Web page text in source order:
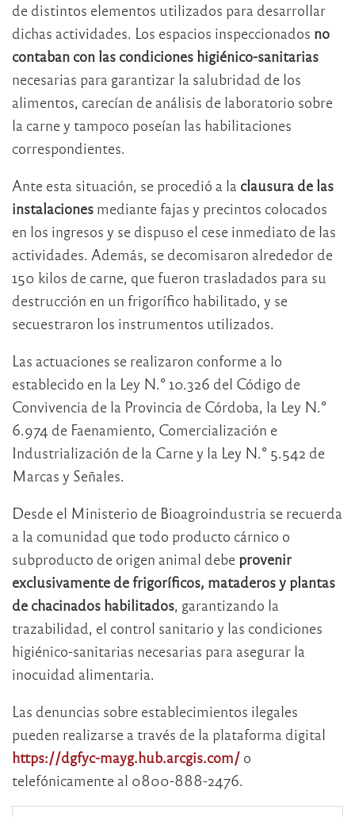
de distintos elementos utilizados para desarrollar
dichas actividades. Los espacios inspeccionados no
contaban con las condiciones higiénico-sanitarias
necesarias para garantizar la salubridad de los
alimentos, carecían de análisis de laboratorio sobre
la carne y tampoco poseían las habilitaciones
correspondientes.
Ante esta situación, se procedió a la clausura de las
instalaciones mediante fajas y precintos colocados
en los ingresos y se dispuso el cese inmediato de las
actividades. Además, se decomisaron alrededor de
150 kilos de carne, que fueron trasladados para su
destrucción en un frigorífico habilitado, y se
secuestraron los instrumentos utilizados.
Las actuaciones se realizaron conforme a lo
establecido en la Ley N.° 10.326 del Código de
Convivencia de la Provincia de Córdoba, la Ley N.°
6.974 de Faenamiento, Comercialización e
Industrialización de la Carne y la Ley N.° 5.542 de
Marcas y Señales.
Desde el Ministerio de Bioagroindustria se recuerda
a la comunidad que todo producto cárnico o
subproducto de origen animal debe provenir
exclusivamente de frigoríficos, mataderos y plantas
de chacinados habilitados, garantizando la
trazabilidad, el control sanitario y las condiciones
higiénico-sanitarias necesarias para asegurar la
inocuidad alimentaria.
Las denuncias sobre establecimientos ilegales
pueden realizarse a través de la plataforma digital
https://dgfyc-mayg.hub.arcgis.com/ o
telefónicamente al 0800-888-2476.